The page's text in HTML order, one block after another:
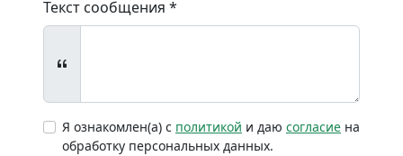
Текст сообщения *
Я ознакомлен(а) с политикой и даю согласие на
обработку персональных данных.